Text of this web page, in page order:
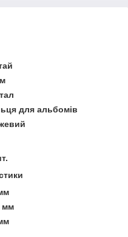
для альбомів
мм